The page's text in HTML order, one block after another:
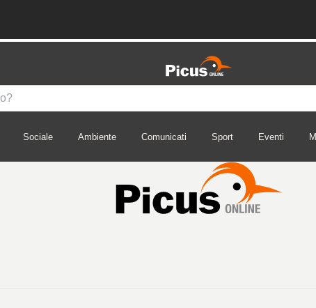
Sociale Ambiente Comunicati Sport Eventi